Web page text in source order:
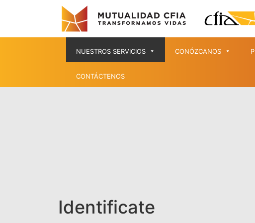
NUESTROS SERVICIOS CONÓZCANOS
CONTÁCTENOS
Identificate